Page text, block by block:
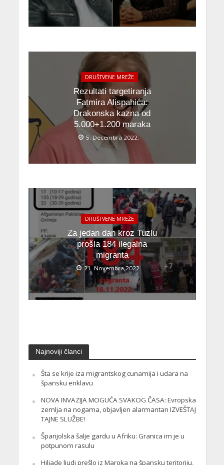
DRUŠTVENE MREŽE
Rezultati targetiranja
Fatmira Alispahića:
Drakonska kazna od
5.000+1.200 maraka
5. Decembra 2022.
DRUŠTVENE MREŽE
Za jedan dan kroz Tuzlu
prošla 184 ilegalna
migranta
21. Novembra 2022.
Najnoviji članci
Šta se krije iza migrantskog cunamija i udara na
špansku enklavu
NOVA INVAZIJA MOGUĆA SVAKOG ČASA: Evropska
zemlja na nogama, objavljen alarmantan IZVEŠTAJ
TAJNE SLUŽBE!
Španjolska šalje gardu u Afriku: Granica im je u
potpunom rasulu
Hiljade ljudi prešlo iz Maroka na špansku teritoriju,